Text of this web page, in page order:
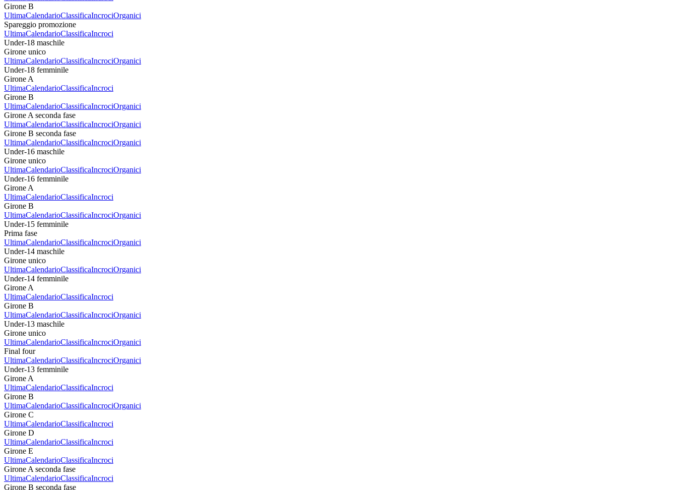
Girone B
UltimaCalendarioClassificaIncrociOrganici
Spareggio promozione
UltimaCalendarioClassificaIncroci
Under-18 maschile
Girone unico
UltimaCalendarioClassificaIncrociOrganici
Under-18 femminile
Girone A
UltimaCalendarioClassificaIncroci
Girone B
UltimaCalendarioClassificaIncrociOrganici
Girone A seconda fase
UltimaCalendarioClassificaIncrociOrganici
Girone B seconda fase
UltimaCalendarioClassificaIncrociOrganici
Under-16 maschile
Girone unico
UltimaCalendarioClassificaIncrociOrganici
Under-16 femminile
Girone A
UltimaCalendarioClassificaIncroci
Girone B
UltimaCalendarioClassificaIncrociOrganici
Under-15 femminile
Prima fase
UltimaCalendarioClassificaIncrociOrganici
Under-14 maschile
Girone unico
UltimaCalendarioClassificaIncrociOrganici
Under-14 femminile
Girone A
UltimaCalendarioClassificaIncroci
Girone B
UltimaCalendarioClassificaIncrociOrganici
Under-13 maschile
Girone unico
UltimaCalendarioClassificaIncrociOrganici
Final four
UltimaCalendarioClassificaIncrociOrganici
Under-13 femminile
Girone A
UltimaCalendarioClassificaIncroci
Girone B
UltimaCalendarioClassificaIncrociOrganici
Girone C
UltimaCalendarioClassificaIncroci
Girone D
UltimaCalendarioClassificaIncroci
Girone E
UltimaCalendarioClassificaIncroci
Girone A seconda fase
UltimaCalendarioClassificaIncroci
Girone B seconda fase